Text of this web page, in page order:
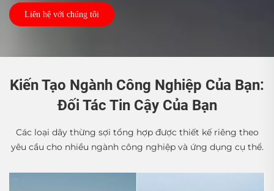
Liên hệ với chúng tôi
Kiến Tạo Ngành Công Nghiệp Của Bạn:
Đối Tác Tin Cậy Của Bạn
Các loại dây thừng sợi tổng hợp được thiết kế riêng theo
yêu cầu cho nhiều ngành công nghiệp và ứng dụng cụ thể.